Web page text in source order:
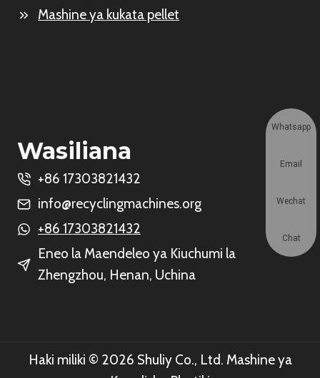
Mashine ya kukata pellet
Wasiliana
+86 17303821432
info@recyclingmachines.org
+86 17303821432
Eneo la Maendeleo ya Kiuchumi la
Zhengzhou, Henan, Uchina
Haki miliki © 2026 Shuliy Co., Ltd. Mashine ya
Whatsapp
Email
Wechat
Chat